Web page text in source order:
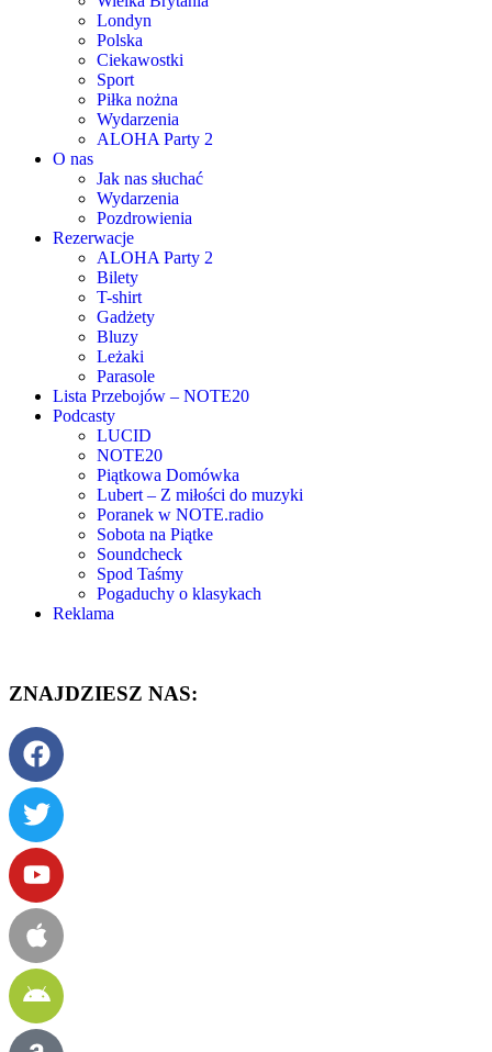
Londyn
Polska
Ciekawostki
Sport
Piłka nożna
Wydarzenia
ALOHA Party 2
O nas
Jak nas słuchać
Wydarzenia
Pozdrowienia
Rezerwacje
ALOHA Party 2
Bilety
T-shirt
Gadżety
Bluzy
Leżaki
Parasole
Lista Przebojów – NOTE20
Podcasty
LUCID
NOTE20
Piątkowa Domówka
Lubert – Z miłości do muzyki
Poranek w NOTE.radio
Sobota na Piątke
Soundcheck
Spod Taśmy
Pogaduchy o klasykach
Reklama
ZNAJDZIESZ NAS: